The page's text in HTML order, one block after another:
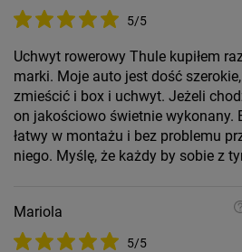
5/5
Uchwyt rowerowy Thule kupiłem
marki. Moje auto jest dość
zmieścić i box i uchwyt. Jeżeli
on jakościowo świetnie wykonany.
łatwy w montażu i bez problemu
niego. Myślę, że każdy by sobie z
Mariola
5/5